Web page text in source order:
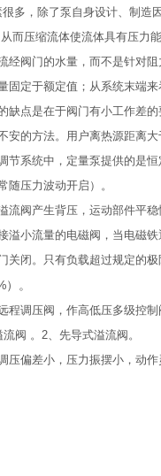
多，除了泵自身设计、制
而压缩流体使流体具有压力
经阀门的水量，而不是针对
固定于额定值；从系统末端
缺点是在于阀门有小工作差
安的方法。用户离热源距离
节系统中，定量泵提供的是
随压力波动开启）。
流阀产生背压，运动部件平
溢小流量的电磁阀，当电磁
关闭。只有负载超过规定的
。
程调压阀，作高低压多级控
阀 。2、先导式溢流阀。
压偏差小，压力振摆小，动